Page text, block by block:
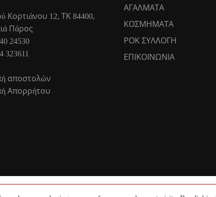
Κορτιάνου 12, ΤΚ 84400,
Πάρος
24530
323611
αποστολών
Απορρήτου
ΑΓΑΛΜΑΤΑ
ΚΟΣΜΗΜΑΤΑ
ΡΟΚ ΣΥΛΛΟΓΗ
ΕΠΙΚΟΙΝΩΝΙΑ